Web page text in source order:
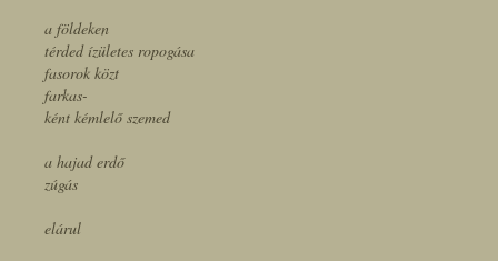
a földeken
térded ízületes ropogása
fasorok közt
farkas-
ként kémlelő szemed
a hajad erdő
zúgás
elárul